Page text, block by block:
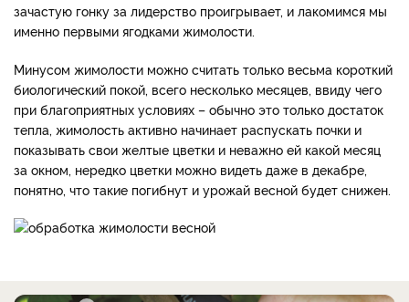
зачастую гонку за лидерство проигрывает, и лакомимся мы
именно первыми ягодками жимолости.
Минусом жимолости можно считать только весьма короткий
биологический покой, всего несколько месяцев, ввиду чего
при благоприятных условиях – обычно это только достаток
тепла, жимолость активно начинает распускать почки и
показывать свои желтые цветки и неважно ей какой месяц
за окном, нередко цветки можно видеть даже в декабре,
понятно, что такие погибнут и урожай весной будет снижен.